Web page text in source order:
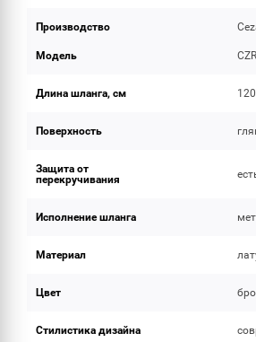
Производство
Модель
Длина шланга, см 120
Поверхность
Защита от
перекручивания
Исполнение шланга
Материал
Цвет
Стилистика дизайна